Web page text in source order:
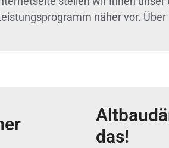
näher vor.
das!